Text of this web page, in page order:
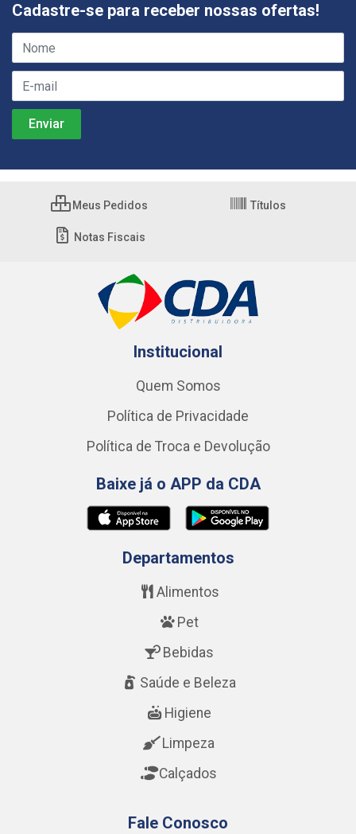
Cadastre-se para receber nossas ofertas!
Meus Pedidos Títulos
Notas Fiscais
Institucional
Quem Somos
Política de Privacidade
Política de Troca e Devolução
Baixe já o APP da CDA
Departamentos
Alimentos
Pet
Bebidas
Saúde e Beleza
Higiene
Limpeza
Calçados
Fale Conosco